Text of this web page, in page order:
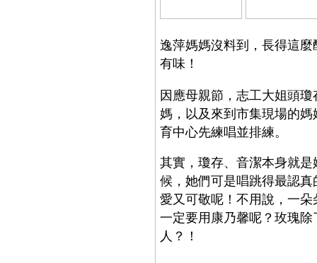
逸萍媽媽沒料到，長得這
有味！
因應母親節，志工大姐頭
媽，以及來到市集現場的
育中心先練唱並排練。
其實，瓊存、音潔本身就
候，她們可是唱跳得最認
愛又可敬呢！不用說，一
一定要用康乃馨呢？玫瑰
人？！